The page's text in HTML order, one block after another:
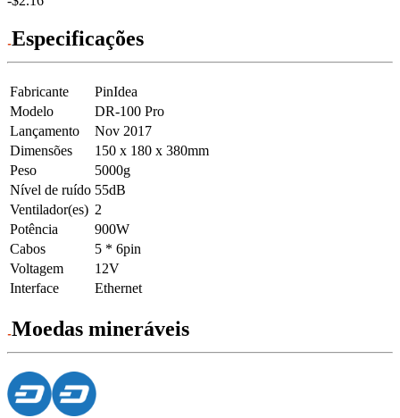
Especificações
Fabricante
PinIdea
Modelo
DR-100 Pro
Lançamento
Nov 2017
Dimensões
150 x 180 x 380mm
Peso
5000g
Nível de ruído 55dB
Ventilador(es) 2
Potência
900W
Cabos
5 * 6pin
Voltagem
12V
Interface
Ethernet
Moedas mineráveis